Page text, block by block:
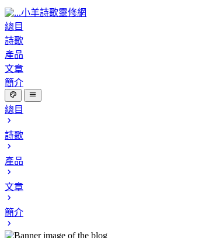
小羊詩歌靈修網
總目
詩歌
產品
文章
簡介
總目
詩歌
產品
文章
簡介